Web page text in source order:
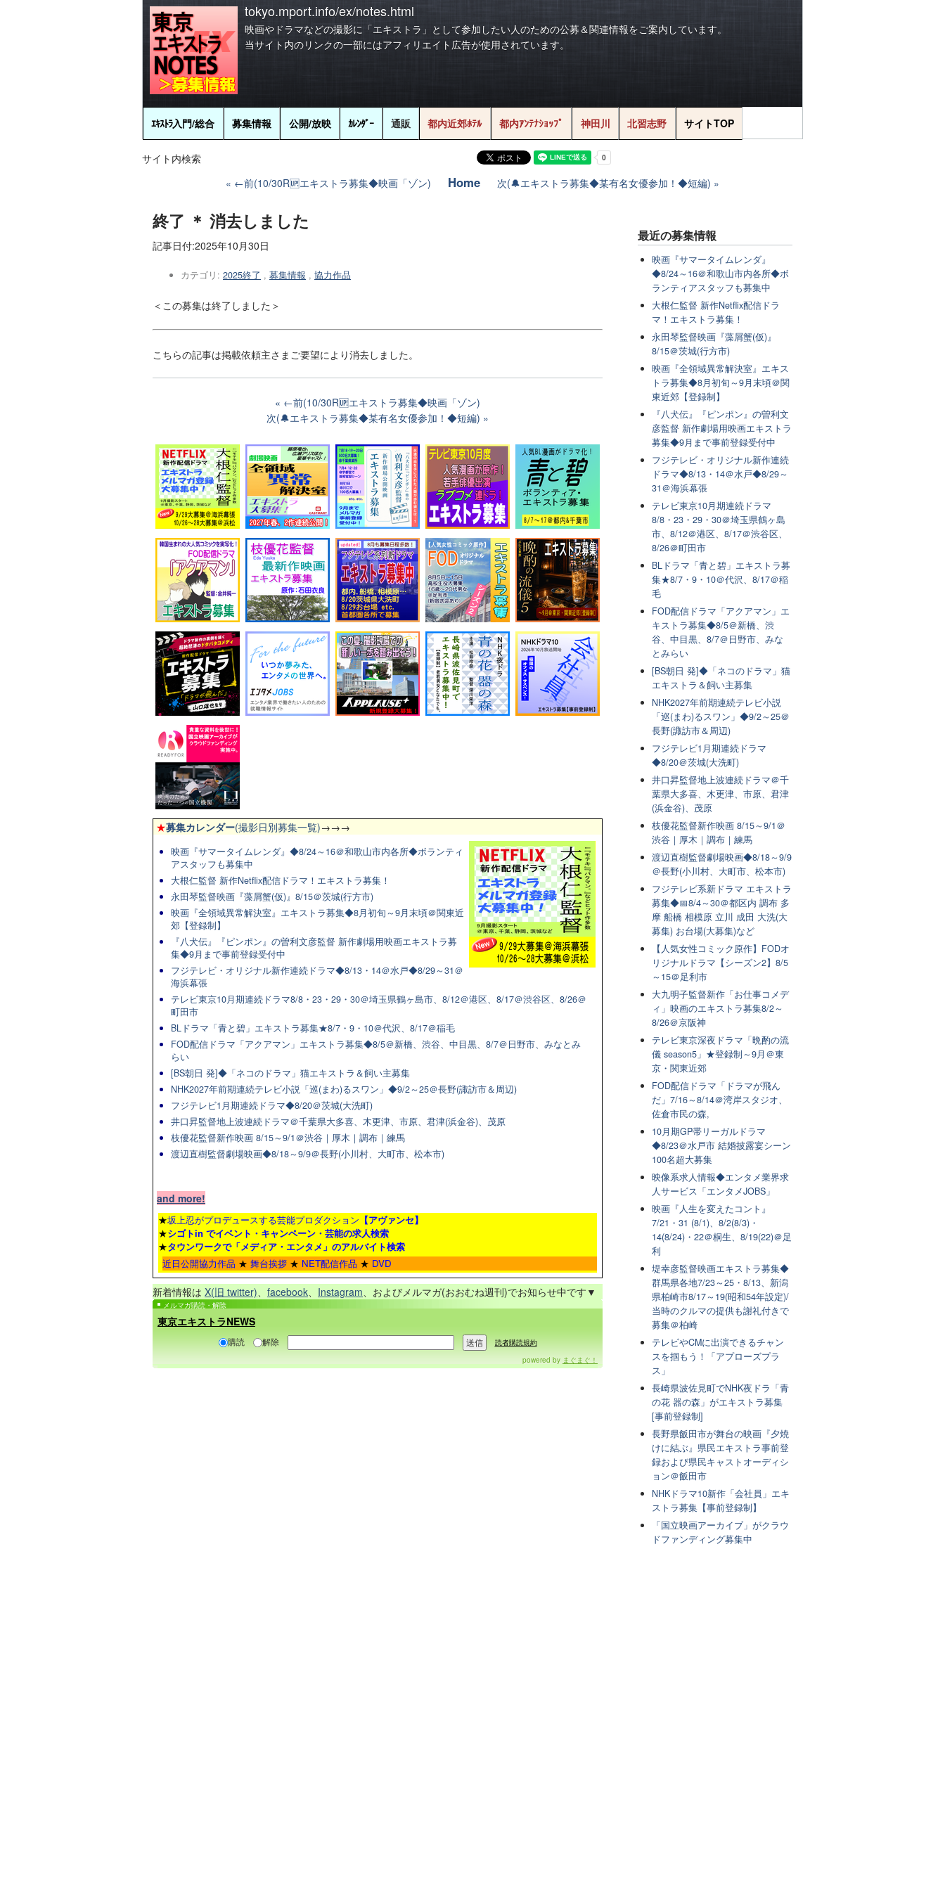
tokyo.mport.info/ex/notes.html
映画やドラマなどの撮影に「エキストラ」として参加したい人のための公募＆関連情報をご案内しています。
当サイト内のリンクの一部にはアフィリエイト広告が使用されています。
ｴｷｽﾄﾗ入門/総合 募集情報 公開/放映 ｶﾚﾝﾀﾞｰ 通販 都内近郊ﾎﾃﾙ 都内ｱﾝﾃﾅｼｮｯﾌﾟ 神田川 北習志野 サイトTOP
サイト内検索
←前(10/30R🆙エキストラ募集◆映画「ゾン)
Home 次(🔔エキストラ募集◆某有名女優参加！◆短編)
終了 ＊ 消去しました
記事日付:2025年10月30日
カテゴリ: 2025終了 , 募集情報 , 協力作品
＜この募集は終了しました＞
こちらの記事は掲載依頼主さまご要望により消去しました。
←前(10/30R🆙エキストラ募集◆映画「ゾン)
次(🔔エキストラ募集◆某有名女優参加！◆短編)
★募集カレンダー(撮影日別募集一覧)→→→
映画『サマータイムレンダ』◆8/24～16＠和歌山市内各所◆ボランティ
アスタッフも募集中
大根仁監督 新作Netflix配信ドラマ！エキストラ募集！
永田琴監督映画『藻屑蟹(仮)』8/15＠茨城(行方市)
映画『全領域異常解決室』エキストラ募集◆8月初旬～9月末頃＠関東近
郊【登録制】
『八犬伝』『ピンポン』の曽利文彦監督 新作劇場用映画エキストラ募
集◆9月まで事前登録受付中
フジテレビ・オリジナル新作連続ドラマ◆8/13・14＠水戸◆8/29～31＠
海浜幕張
テレビ東京10月期連続ドラマ8/8・23・29・30＠埼玉県鶴ヶ島市、8/12＠港区、8/17＠渋谷区、8/26＠
町田市
BLドラマ「青と碧」エキストラ募集★8/7・9・10＠代沢、8/17＠稲毛
FOD配信ドラマ「アクアマン」エキストラ募集◆8/5＠新橋、渋谷、中目黒、8/7＠日野市、みなとみ
らい
[BS朝日 発]◆「ネコのドラマ」猫エキストラ＆飼い主募集
NHK2027年前期連続テレビ小説「巡(まわ)るスワン」◆9/2～25＠長野(諏訪市＆周辺)
フジテレビ1月期連続ドラマ◆8/20＠茨城(大洗町)
井口昇監督地上波連続ドラマ＠千葉県大多喜、木更津、市原、君津(浜金谷)、茂原
枝優花監督新作映画 8/15～9/1＠渋谷｜厚木｜調布｜練馬
渡辺直樹監督劇場映画◆8/18～9/9＠長野(小川村、大町市、松本市)
and more!
★坂上忍がプロデュースする芸能プロダクション 【アヴァンセ】
★シゴトin でイベント・キャンペーン・芸能の求人検索
★タウンワークで「メディア・エンタメ」のアルバイト検索
近日公開協力作品 ★ 舞台挨拶 ★ NET配信作品 ★ DVD
新着情報は X(旧 twitter) facebook Instagram 、およびメルマガ(おおむね週刊)でお知らせ中です▼
メルマガ購読・解除
東京エキストラNEWS
購読 解除
読者購読規約
powered by まぐまぐ！
最近の募集情報
映画『サマータイムレンダ』
◆8/24～16＠和歌山市内各所◆ボ
ランティアスタッフも募集中
大根仁監督 新作Netflix配信ドラ
マ！エキストラ募集！
永田琴監督映画『藻屑蟹(仮)』
8/15＠茨城(行方市)
映画『全領域異常解決室』エキス
トラ募集◆8月初旬～9月末頃＠関
東近郊【登録制】
『八犬伝』『ピンポン』の曽利文
彦監督 新作劇場用映画エキストラ
募集◆9月まで事前登録受付中
フジテレビ・オリジナル新作連続
ドラマ◆8/13・14＠水戸◆8/29～
31＠海浜幕張
テレビ東京10月期連続ドラマ
8/8・23・29・30＠埼玉県鶴ヶ島
市、8/12＠港区、8/17＠渋谷区、
8/26＠町田市
BLドラマ「青と碧」エキストラ募
集★8/7・9・10＠代沢、8/17＠稲
毛
FOD配信ドラマ「アクアマン」エ
キストラ募集◆8/5＠新橋、渋
谷、中目黒、8/7＠日野市、みな
とみらい
[BS朝日 発]◆「ネコのドラマ」猫
エキストラ＆飼い主募集
NHK2027年前期連続テレビ小説
「巡(まわ)るスワン」◆9/2～25＠
長野(諏訪市＆周辺)
フジテレビ1月期連続ドラマ
◆8/20＠茨城(大洗町)
井口昇監督地上波連続ドラマ＠千
葉県大多喜、木更津、市原、君津
(浜金谷)、茂原
枝優花監督新作映画 8/15～9/1＠
渋谷｜厚木｜調布｜練馬
渡辺直樹監督劇場映画◆8/18～9/9
＠長野(小川村、大町市、松本市)
フジテレビ系新ドラマ エキストラ
募集◆📅8/4～30＠都区内 調布 多
摩 船橋 相模原 立川 成田 大洗(大
募集) お台場(大募集)など
【人気女性コミック原作】FODオ
リジナルドラマ【シーズン2】8/5
～15＠足利市
大九明子監督新作「お仕事コメデ
ィ」映画のエキストラ募集8/2～
8/26＠京阪神
テレビ東京深夜ドラマ「晩酌の流
儀 season5」★登録制～9月＠東
京・関東近郊
FOD配信ドラマ「ドラマが飛ん
だ」7/16～8/14＠湾岸スタジオ、
佐倉市民の森,
10月期GP帯リーガルドラマ
◆8/23＠水戸市 結婚披露宴シーン
100名超大募集
映像系求人情報◆エンタメ業界求
人サービス「エンタメJOBS」
映画『人生を変えたコント』
7/21・31 (8/1)、8/2(8/3)・
14(8/24)・22＠桐生、8/19(22)＠足
利
堤幸彦監督映画エキストラ募集◆
群馬県各地7/23～25・8/13、新潟
県柏崎市8/17～19(昭和54年設定)/
当時のクルマの提供も謝礼付きで
募集＠柏崎
テレビやCMに出演できるチャン
スを掴もう！「アプローズプラ
ス」
長崎県波佐見町でNHK夜ドラ「青
の花 器の森」がエキストラ募集
[事前登録制]
長野県飯田市が舞台の映画『夕焼
けに結ぶ』県民エキストラ事前登
録および県民キャストオーディシ
ョン＠飯田市
NHKドラマ10新作「会社員」エキ
ストラ募集【事前登録制】
「国立映画アーカイブ」がクラウ
ドファンディング募集中